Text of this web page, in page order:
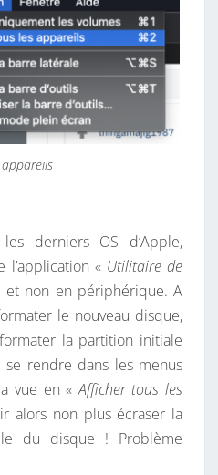
E
N
’
A
F
F
I
E
Q
U
’
U
N
E
P
A
derniers OS d’Apple,
l’application « Utilitaire de
et non en périphérique. A
le nouveau disque,
la partition initiale
rendre dans les menus
vue en «Afficher tous les
alors non plus écraser la
du disque ! Problème